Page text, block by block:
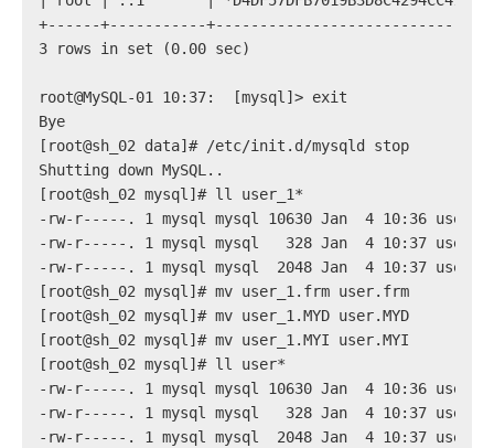
+------+-----------
3 rows in set (0.00 sec)
root@MySQL-01 10:37:  [mysql]> exit
Bye
[root@sh_02 data]# /etc/init.d/mysqld stop
Shutting down MySQL..
[root@sh_02 mysql]# ll user_1*
-rw-r-----. 1 mysql mysql 10630 Jan  4 10:36
-rw-r-----. 1 mysql mysql   328 Jan  4 10:37
-rw-r-----. 1 mysql mysql  2048 Jan  4 10:37
[root@sh_02 mysql]# mv user_1.frm user.frm
[root@sh_02 mysql]# mv user_1.MYD user.MYD
[root@sh_02 mysql]# mv user_1.MYI user.MYI
[root@sh_02 mysql]# ll user*
-rw-r-----. 1 mysql mysql 10630 Jan  4 10:36
-rw-r-----. 1 mysql mysql   328 Jan  4 10:37
-rw-r-----. 1 mysql mysql  2048 Jan  4 10:37